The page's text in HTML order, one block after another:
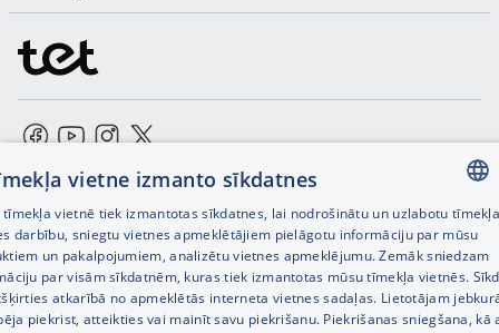
© SIA Tet 2026 -Visas cenas norādītas EUR ar PVN 21%
Interneta veikala izstrāde — LATVIAN
RUSSIAN
ENGLISH
vietne izmanto sīkdatnes
tīmekļa vietnē tiek izmantotas sīkdatnes, lai nodrošinātu un uzlabotu
darbību, sniegtu vietnes apmeklētājiem pielāgotu informāciju par mūsu
un pakalpojumiem, analizētu vietnes apmeklējumu. Zemāk sniedzam
par visām sīkdatnēm, kuras tiek izmantotas mūsu tīmekļa vietnēs.
atkarībā no apmeklētās interneta vietnes sadaļas. Lietotājam
piekrist, atteikties vai mainīt savu piekrišanu. Piekrišanas sniegšana, kā